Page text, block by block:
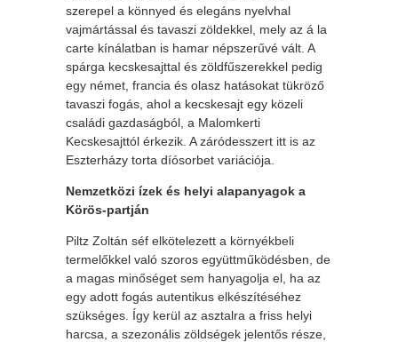
szerepel a könnyed és elegáns nyelvhal
vajmártással és tavaszi zöldekkel, mely az á la
carte kínálatban is hamar népszerűvé vált. A
spárga kecskesajttal és zöldfűszerekkel pedig
egy német, francia és olasz hatásokat tükröző
tavaszi fogás, ahol a kecskesajt egy közeli
családi gazdaságból, a Malomkerti
Kecskesajttól érkezik. A záródesszert itt is az
Eszterházy torta díósorbet variációja.
Nemzetközi ízek és helyi alapanyagok a
Körös-partján
Piltz Zoltán séf elkötelezett a környékbeli
termelőkkel való szoros együttműködésben, de
a magas minőséget sem hanyagolja el, ha az
egy adott fogás autentikus elkészítéséhez
szükséges. Így kerül az asztalra a friss helyi
harcsa, a szezonális zöldségek jelentős része,